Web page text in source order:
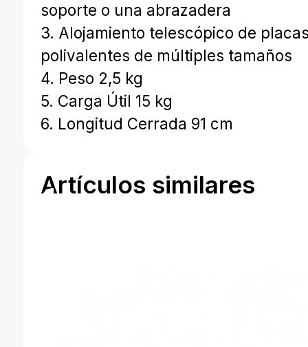
soporte o una abrazadera
3. Alojamiento telescópico de
polivalentes de múltiples tamaños
4. Peso 2,5 kg
5. Carga Útil 15 kg
6. Longitud Cerrada 91 cm
Artículos similares